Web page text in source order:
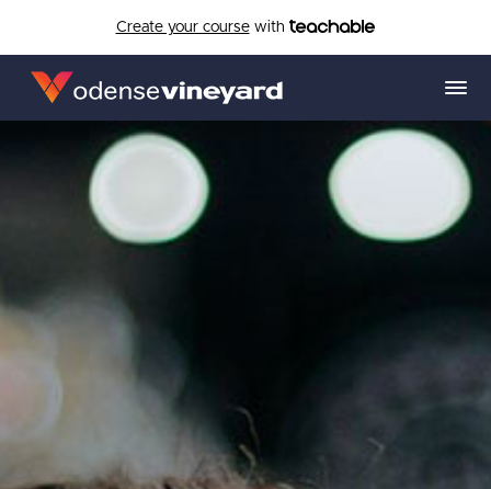
Create your coursewith